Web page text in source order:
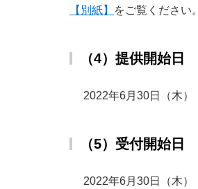
【別紙】 をご覧ください。
（4）提供開始日
2022年6月30日（木）
（5）受付開始日
2022年6月30日（木）